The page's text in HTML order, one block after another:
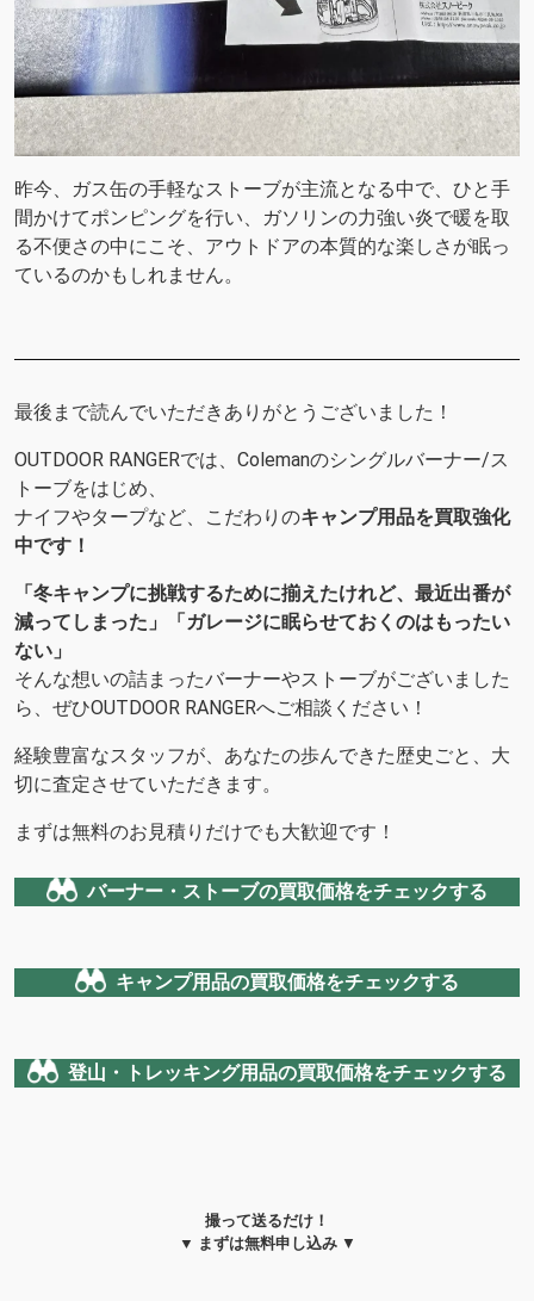
昨今、ガス缶の手軽なストーブが主流となる中で、ひと手
間かけてポンピングを行い、ガソリンの力強い炎で暖を取
る不便さの中にこそ、アウトドアの本質的な楽しさが眠っ
ているのかもしれません。
最後まで読んでいただきありがとうございました！
OUTDOOR RANGERでは、Colemanのシングルバーナー/ス
トーブをはじめ、
ナイフやタープなど、こだわりのキャンプ用品を買取強化
中です！
「冬キャンプに挑戦するために揃えたけれど、最近出番が
減ってしまった」「ガレージに眠らせておくのはもったい
ない」
そんな想いの詰まったバーナーやストーブがございました
ら、ぜひOUTDOOR RANGERへご相談ください！
経験豊富なスタッフが、あなたの歩んできた歴史ごと、大
切に査定させていただきます。
まずは無料のお見積りだけでも大歓迎です！
バーナー・ストーブの買取価格をチェックする
キャンプ用品の買取価格をチェックする
登山・トレッキング用品の買取価格をチェックする
撮って送るだけ！
▼ まずは無料申し込み▼